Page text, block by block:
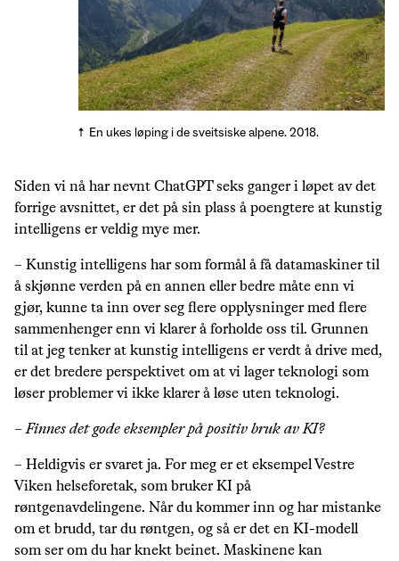
En ukes løping i de sveitsiske alpene. 2018.
Siden vi nå har nevnt ChatGPT seks ganger i løpet av det
forrige avsnittet, er det på sin plass å poengtere at kunstig
intelligens er veldig mye mer.
– Kunstig intelligens har som formål å få datamaskiner til
å skjønne verden på en annen eller bedre måte enn vi
gjør, kunne ta inn over seg flere opplysninger med flere
sammenhenger enn vi klarer å forholde oss til. Grunnen
til at jeg tenker at kunstig intelligens er verdt å drive med,
er det bredere perspektivet om at vi lager teknologi som
løser problemer vi ikke klarer å løse uten teknologi.
– Finnes det gode eksempler på positiv bruk av KI?
– Heldigvis er svaret ja. For meg er et eksempel Vestre
Viken helseforetak, som bruker KI på
røntgenavdelingene. Når du kommer inn og har mistanke
om et brudd, tar du røntgen, og så er det en KI-modell
som ser om du har knekt beinet. Maskinene kan